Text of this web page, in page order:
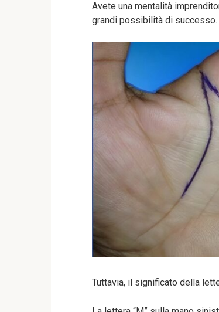
Avete una mentalità
grandi possibilità di successo.
Tuttavia, il significato della